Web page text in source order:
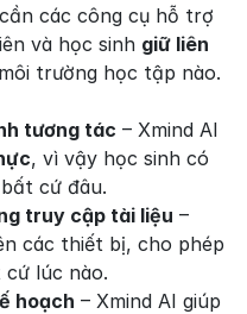
các công cụ hỗ trợ
và học sinh giữ liên
trường học tập nào.
tương tác – Xmind AI
, vì vậy học sinh có
cứ đâu.
truy cập tài liệu –
các thiết bị, cho phép
lúc nào.
hoạch – Xmind AI giúp